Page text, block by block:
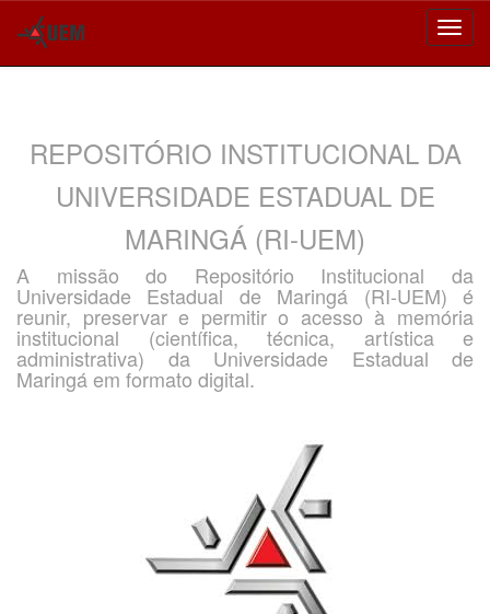
REPOSITÓRIO INSTITUCIONAL DA
UNIVERSIDADE ESTADUAL DE
MARINGÁ (RI-UEM)
A missão do Repositório Institucional da
Universidade Estadual de Maringá (RI-UEM) é
reunir, preservar e permitir o acesso à memória
institucional (científica, técnica, artística e
administrativa) da Universidade Estadual de
Maringá em formato digital.